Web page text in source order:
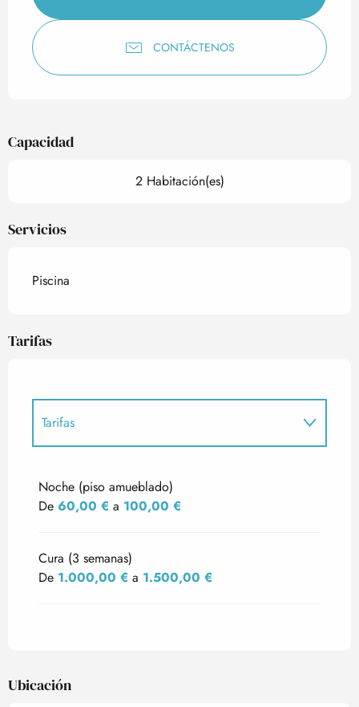
CONTÁCTENOS
Capacidad
2 Habitación(es)
Servicios
Piscina
Tarifas
Tarifas
Noche (piso amueblado)
De 60,00 € a 100,00 €
Cura (3 semanas)
De 1.000,00 € a 1.500,00 €
Ubicación